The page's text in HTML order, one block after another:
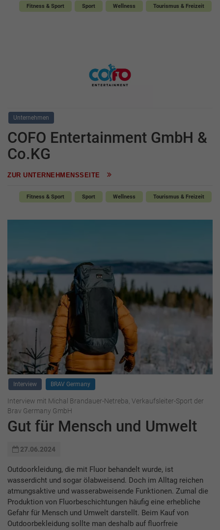
Fitness & Sport Sport Wellness Tourismus & Freizeit
Unternehmen
COFO Entertainment GmbH &
Co.KG
ZUR UNTERNEHMENSSEITE
Fitness & Sport Sport Wellness Tourismus & Freizeit
Interview BRAV Germany
Interview mit Michal Brandauer-Netreba, Verkaufsleiter-Sport der
Brav Germany GmbH
Gut für Mensch und Umwelt
27.06.2024
Outdoorkleidung, die mit Fluor behandelt wurde, ist
wasserdicht und sogar ölabweisend. Doch im Alltag reichen
atmungsaktive und wasserabweisende Funktionen. Zumal die
Produktion von Fluorbeschichtungen häufig eine erhebliche
Gefahr für Mensch und Umwelt darstellt. Beim Kauf von
Outdoorbekleidung sollte man deshalb auf fluorfreie